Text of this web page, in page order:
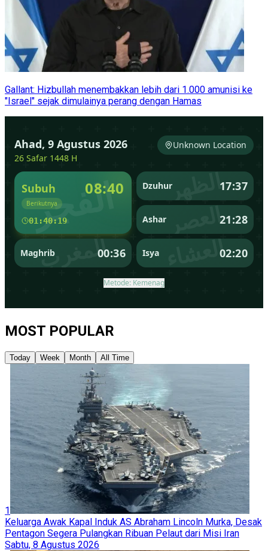
Gallant: Hizbullah menembakkan lebih dari 1.000 amunisi ke
"Israel" sejak dimulainya perang dengan Hamas
MOST POPULAR
Today Week Month All Time
1
Keluarga Awak Kapal Induk AS Abraham Lincoln Murka, Desak
Pentagon Segera Pulangkan Ribuan Pelaut dari Misi Iran
Sabtu, 8 Agustus 2026